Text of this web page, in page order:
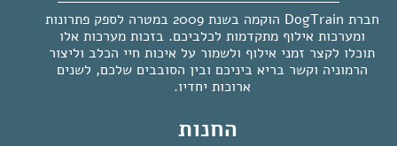
חברת DogTrain הוקמה בשנת 2009 במטרה לספק פתרונות
ומערכות אילוף מתקדמות לכלביכם. בזכות מערכות אלו
תוכלו לקצר זמני אילוף ולשמור על איכות חיי הכלב וליצור
הרמוניה וקשר בריא ביניכם ובין הסובבים שלכם, לשנים
ארוכות יחדיו.
החנות